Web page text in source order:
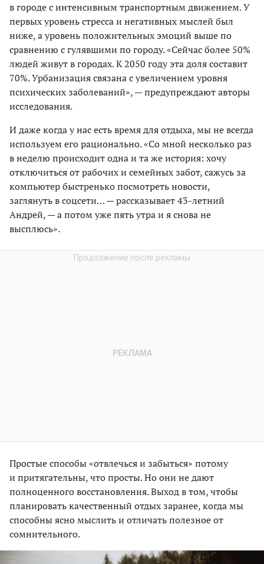
в городе с интенсивным транспортным движением. У
первых уровень стресса и негативных мыслей был
ниже, а уровень положительных эмоций выше по
сравнению с гулявшими по городу. «Сейчас более 50%
людей живут в городах. К 2050 году эта доля составит
70%. Урбанизация связана с увеличением уровня
психических заболеваний», — предупреждают авторы
исследования.
И даже когда у нас есть время для отдыха, мы не всегда
используем его рационально. «Со мной несколько раз
в неделю происходит одна и та же история: хочу
отключиться от рабочих и семейных забот, сажусь за
компьютер быстренько посмотреть новости,
заглянуть в соцсети… — рассказывает 43-летний
Андрей, — а потом уже пять утра и я снова не
высплюсь».
Простые способы «отвлечься и забыться» потому
и притягательны, что просты. Но они не дают
полноценного восстановления. Выход в том, чтобы
планировать качественный отдых заранее, когда мы
способны ясно мыслить и отличать полезное от
сомнительного.